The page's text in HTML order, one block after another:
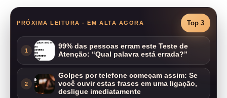
PRÓXIMA LEITURA - EM ALTA AGORA Top 3
1
99% das pessoas erram este Teste de
Atenção: “Qual palavra está errada?”
2
Golpes por telefone começam assim: Se
você ouvir estas frases em uma ligação,
desligue imediatamente